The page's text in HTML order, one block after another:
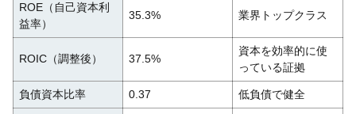
ROE（自己資本利
益率）
35.3% 業界トップクラス
ROIC（調整後） 37.5%
資本を効率的に使
っている証拠
負債資本比率 0.37 低負債で健全